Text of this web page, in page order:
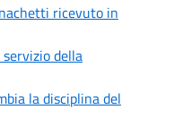
ricevuto in
della
la disciplina del